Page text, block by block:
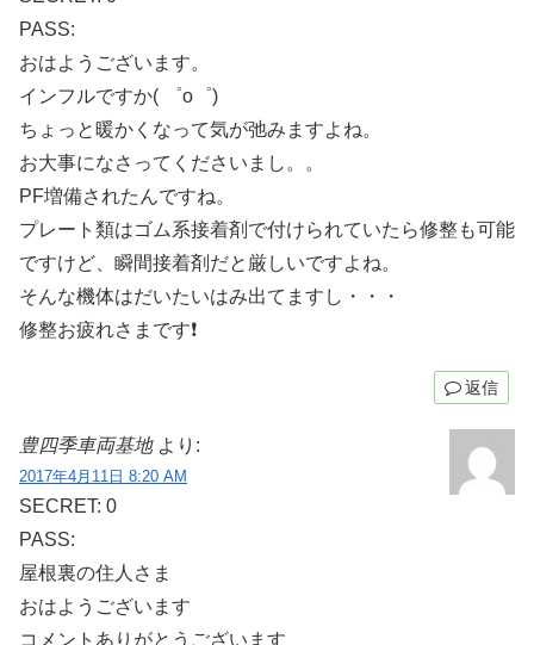
PASS:
おはようございます。
インフルですか( ゜o゜)
ちょっと暖かくなって気が弛みますよね。
お大事になさってくださいまし。。
PF増備されたんですね。
プレート類はゴム系接着剤で付けられていたら修整も可能
ですけど、瞬間接着剤だと厳しいですよね。
そんな機体はだいたいはみ出てますし・・・
修整お疲れさまです❗
返信
豊四季車両基地 より:
2017年4月11日 8:20 AM
SECRET: 0
PASS:
屋根裏の住人さま
おはようございます
コメントありがとうございます